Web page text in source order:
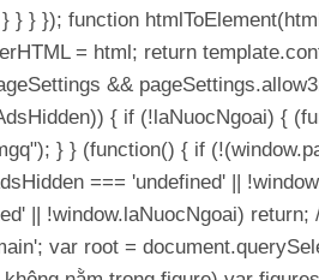
} } }); function
= html; return
&&
{ if (!laNuocNgoai) {
} } (function() { if
=== 'undefined' ||
|| !window.laNuocNgoai)
var root =